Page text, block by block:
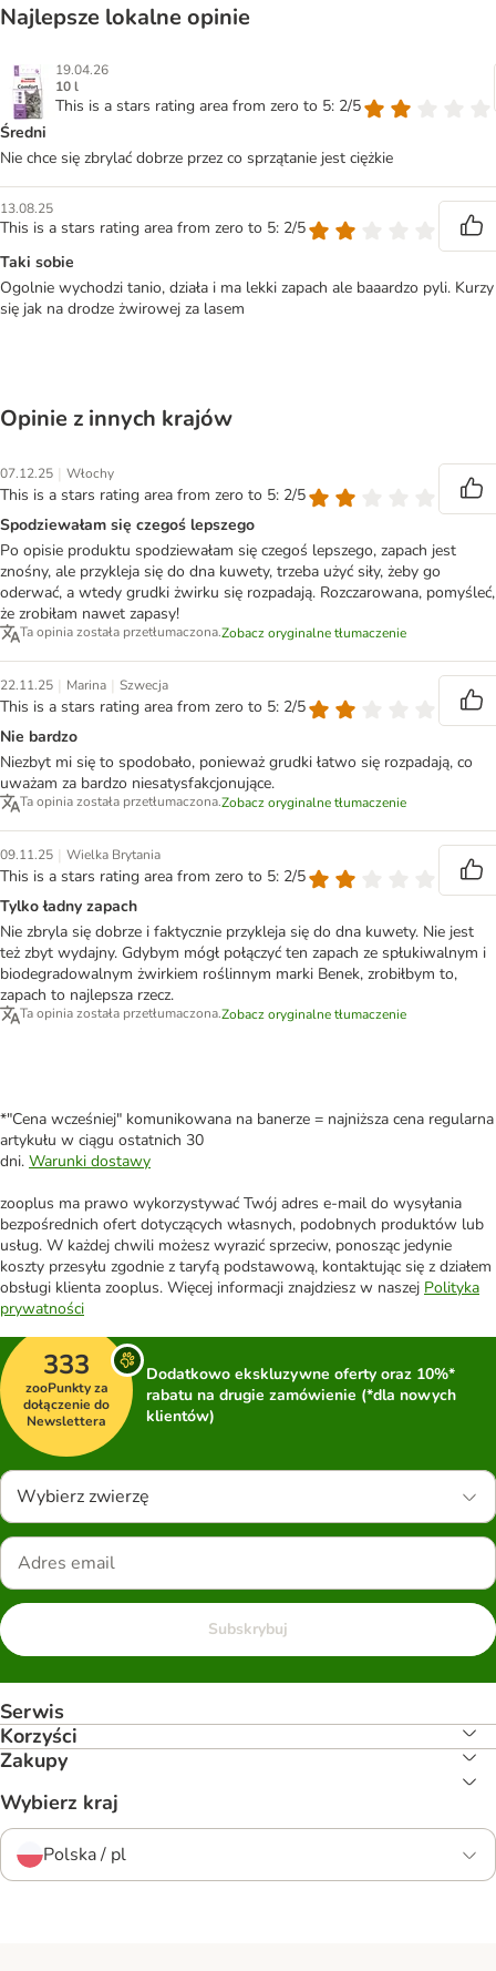
Najlepsze lokalne opinie
19.04.26
10 l
This is a stars rating area from zero to 5: 2/5
Średni
Nie chce się zbrylać dobrze przez co sprzątanie jest ciężkie
13.08.25
This is a stars rating area from zero to 5: 2/5
Taki sobie
Ogolnie wychodzi tanio, działa i ma lekki zapach ale baaardzo pyli. Kurzy
się jak na drodze żwirowej za lasem
Opinie z innych krajów
07.12.25 | Włochy
This is a stars rating area from zero to 5: 2/5
Spodziewałam się czegoś lepszego
Po opisie produktu spodziewałam się czegoś lepszego, zapach jest
znośny, ale przykleja się do dna kuwety, trzeba użyć siły, żeby go
oderwać, a wtedy grudki żwirku się rozpadają. Rozczarowana, pomyśleć,
że zrobiłam nawet zapasy!
Ta opinia została przetłumaczona.Zobacz oryginalne tłumaczenie
22.11.25 | Marina | Szwecja
This is a stars rating area from zero to 5: 2/5
Nie bardzo
Niezbyt mi się to spodobało, ponieważ grudki łatwo się rozpadają, co
uważam za bardzo niesatysfakcjonujące.
Ta opinia została przetłumaczona.Zobacz oryginalne tłumaczenie
09.11.25 | Wielka Brytania
This is a stars rating area from zero to 5: 2/5
Tylko ładny zapach
Nie zbryla się dobrze i faktycznie przykleja się do dna kuwety. Nie jest
też zbyt wydajny. Gdybym mógł połączyć ten zapach ze spłukiwalnym i
biodegradowalnym żwirkiem roślinnym marki Benek, zrobiłbym to,
zapach to najlepsza rzecz.
Ta opinia została przetłumaczona.Zobacz oryginalne tłumaczenie
*"Cena wcześniej" komunikowana na banerze = najniższa cena regularna
artykułu w ciągu ostatnich 30
dni. Warunki dostawy
zooplus ma prawo wykorzystywać Twój adres e-mail do wysyłania
bezpośrednich ofert dotyczących własnych, podobnych produktów lub
usług. W każdej chwili możesz wyrazić sprzeciw, ponosząc jedynie
koszty przesyłu zgodnie z taryfą podstawową, kontaktując się z działem
obsługi klienta zooplus. Więcej informacji znajdziesz w naszej Polityka
prywatności
333
zooPunkty za
dołączenie do
Newslettera
Dodatkowo ekskluzywne oferty oraz 10%*
rabatu na drugie zamówienie (*dla nowych
klientów)
Wybierz zwierzę
Subskrybuj
Serwis
Korzyści
Zakupy
Wybierz kraj
Polska / pl